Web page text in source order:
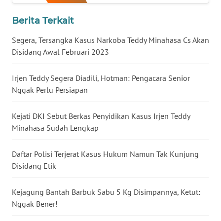
Berita Terkait
Segera, Tersangka Kasus Narkoba Teddy Minahasa Cs Akan
Disidang Awal Februari 2023
Irjen Teddy Segera Diadili, Hotman: Pengacara Senior
Nggak Perlu Persiapan
Kejati DKI Sebut Berkas Penyidikan Kasus Irjen Teddy
Minahasa Sudah Lengkap
Daftar Polisi Terjerat Kasus Hukum Namun Tak Kunjung
Disidang Etik
Kejagung Bantah Barbuk Sabu 5 Kg Disimpannya, Ketut:
Nggak Bener!
BALI
KALBAR
KALTENG
WN
KALTARA
WN
KALSEL
WN
KALTIM
WN